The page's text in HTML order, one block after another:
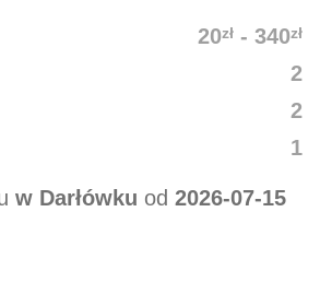
20zł - 340zł
2
2
1
w Darłówku od 2026-07-15